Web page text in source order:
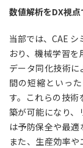
数値解析をDX視点
当部では、CAE
おり、機械学習を
データ同化技術
間の短縮といっ
す。これらの技
築が可能になり、
は予防保全や最適
また、生産効率